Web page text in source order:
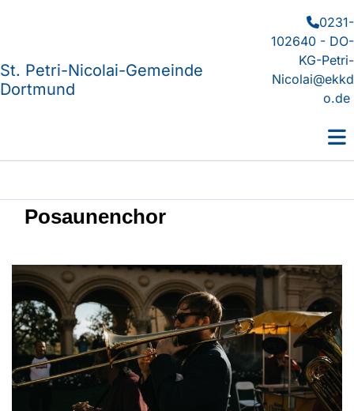
St. Petri-Nicolai-Gemeinde
Dortmund
0231-
102640 - DO-
KG-Petri-
Nicolai@ekkd
o.de
Posaunenchor